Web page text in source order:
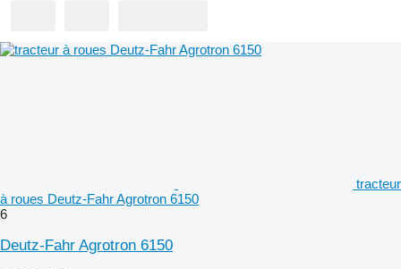
tracteur
à roues Deutz-Fahr Agrotron 6150
6
Deutz-Fahr Agrotron 6150